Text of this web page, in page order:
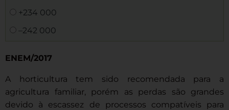
+234 000
–242 000
ENEM/2017
A horticultura tem sido recomendada para a
agricultura familiar, porém as perdas são grandes
devido à escassez de processos compatíveis para